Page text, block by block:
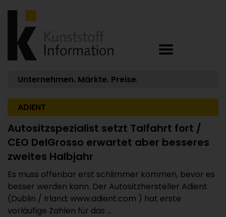
Unternehmen. Märkte. Preise.
ADIENT
Autositzspezialist setzt Talfahrt fort /
CEO DelGrosso erwartet aber besseres
zweites Halbjahr
Es muss offenbar erst schlimmer kommen, bevor es
besser werden kann. Der Autositzhersteller Adient
(Dublin / Irland; www.adient.com ) hat erste
vorläufige Zahlen für das ...